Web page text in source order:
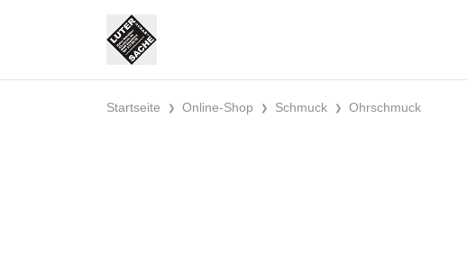
Startseite Online-Shop Schmuck Ohrschmuck